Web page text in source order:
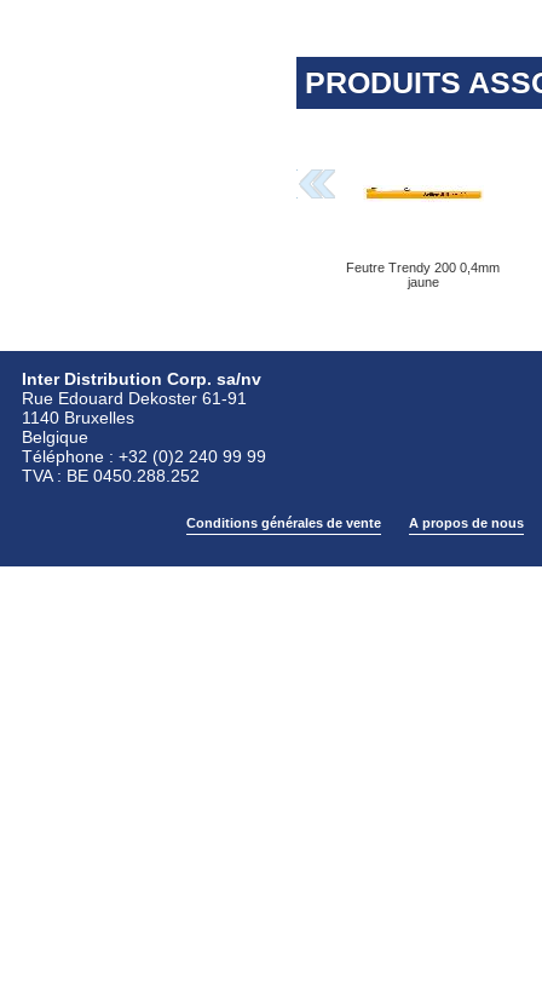
PRODUITS
Feutre Trendy 200 0,4mm
jaune
Inter Distribution Corp. sa/nv
Rue Edouard Dekoster 61-91
1140 Bruxelles
Belgique
Téléphone : +32 (0)2 240 99 99
TVA : BE 0450.288.252
Conditions générales de vente A propos de nous